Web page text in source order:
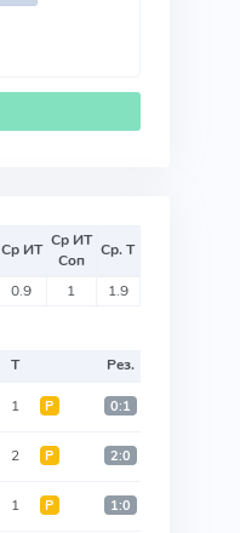
Ср ИТ Ср ИТ
Соп
Ср. Т
0.9 1 1.9
Т
Рез.
1 Р 0:1
2 Р 2:0
1 Р 1:0